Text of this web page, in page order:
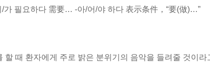
필요하다 需要… -아/어/야 하다 表示条件，“要(做)…”
때 환자에게 주로 밝은 분위기의 음악을 들려줄 것이라